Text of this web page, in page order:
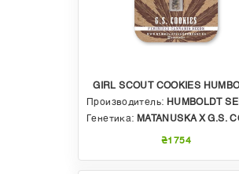
GIRL SCOUT COOKIES
Производитель: HUMBOLDT SEED
Генетика: MATANUSKA X G.S.
₴1754